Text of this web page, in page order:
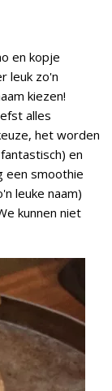
en kopje
leuk zo'n
kiezen!
alles
het worden
en
een smoothie
leuke naam)
kunnen niet